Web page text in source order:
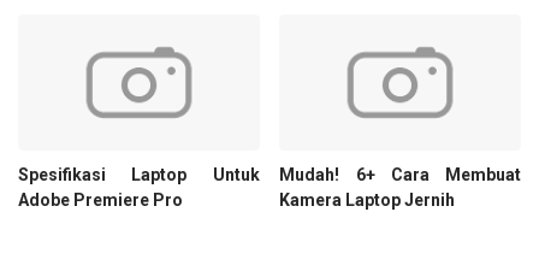
Spesifikasi Laptop Untuk
Adobe Premiere Pro
Mudah! 6+ Cara Membuat
Kamera Laptop Jernih